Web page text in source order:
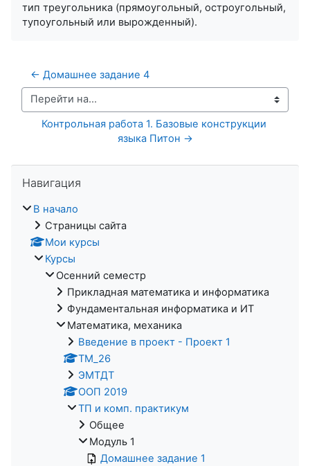
тип треугольника (прямоугольный, остроугольный,
тупоугольный или вырожденный).
← Домашнее задание 4
Перейти на...
Контрольная работа 1. Базовые конструкции
языка Питон →
Навигация
В начало
Страницы сайта
Мои курсы
Курсы
Осенний семестр
Прикладная математика и информатика
Фундаментальная информатика и ИТ
Математика, механика
Введение в проект - Проект 1
ТМ_26
ЭМТДТ
ООП 2019
ТП и комп. практикум
Общее
Модуль 1
Домашнее задание 1